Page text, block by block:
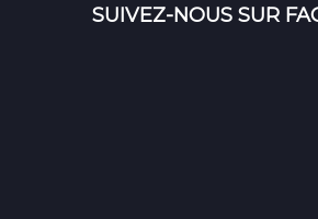
SUIVEZ-NOUS SUR